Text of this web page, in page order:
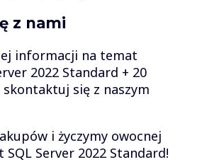
z nami
informacji na temat
2022 Standard + 20
skontaktuj się z naszym
i życzymy owocnej
Server 2022 Standard!